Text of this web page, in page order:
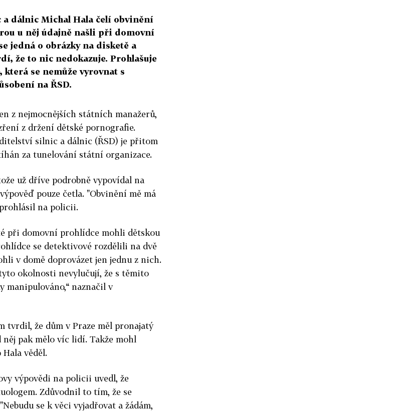
dálnic Michal Hala čelí obvinění
u něj údajně našli při domovní
jedná o obrázky na disketě a
že to nic nedokazuje. Prohlašuje
se nemůže vyrovnat s
na ŘSD.
z nejmocnějších státních manažerů,
z držení dětské pornografie.
silnic a dálnic (ŘSD) je přitom
za tunelování státní organizace.
už dříve podrobně vypovídal na
pouze četla. "Obvinění mě má
na policii.
při domovní prohlídce mohli dětskou
se detektivové rozdělili na dvě
v domě doprovázet jen jednu z nich.
okolnosti nevylučují, že s těmito
manipulováno,“ naznačil v
tvrdil, že dům v Praze měl pronajatý
pak mělo víc lidí. Takže mohl
věděl.
výpovědi na policii uvedl, že
Zdůvodnil to tím, že se
se k věci vyjadřovat a žádám,